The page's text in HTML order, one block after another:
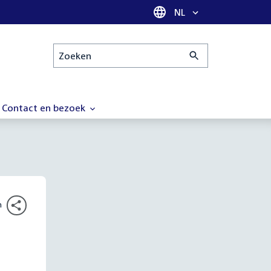
Taal selectie
NL
Zoeken
Contact en bezoek